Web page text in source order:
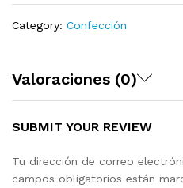
Category: Confección
Valoraciones (0)
SUBMIT YOUR REVIEW
Tu dirección de correo
campos obligatorios están